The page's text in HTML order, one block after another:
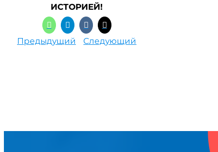
ИСТОРИЕЙ!
Предыдущий Следующий